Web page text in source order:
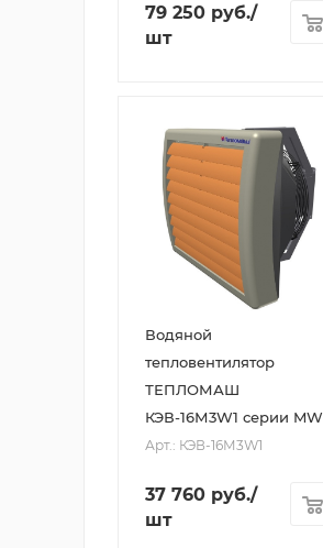
79 250 руб./
шт
Водяной
тепловентилятор
ТЕПЛОМАШ
КЭВ-16М3W1 серии MW
Арт.: КЭВ-16М3W1
37 760 руб./
шт